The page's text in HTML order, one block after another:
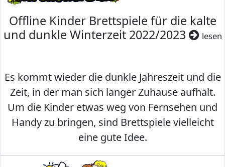
Offline Kinder Brettspiele für die kalte
und dunkle Winterzeit 2022/2023
lesen
Es kommt wieder die dunkle Jahreszeit und die
Zeit, in der man sich länger Zuhause aufhält.
Um die Kinder etwas weg von Fernsehen und
Handy zu bringen, sind Brettspiele vielleicht
eine gute Idee.